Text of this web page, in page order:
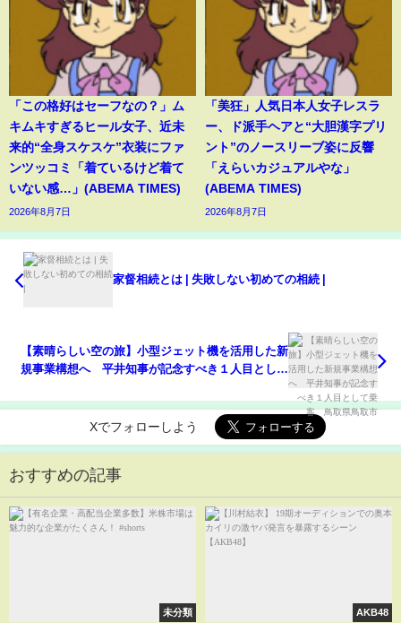
「この格好はセーフなの？」ム
キムキすぎるヒール女子、近未
来的“全身スケスケ”衣装にファ
ンツッコミ「着ているけど着て
いない感…」(ABEMA TIMES)
2026年8月7日
「美狂」人気日本人女子レスラ
ー、ド派手ヘアと“大胆漢字プリ
ント”のノースリーブ姿に反響
「えらいカジュアルやな」
(ABEMA TIMES)
2026年8月7日
家督相続とは | 失敗しない初めての相続 |
【素晴らしい空の旅】小型ジェット機を活用した新
規事業構想へ 平井知事が記念すべき１人目として
Xでフォローしよう
おすすめの記事
未分類 AKB48